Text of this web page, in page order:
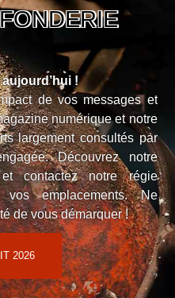
FONDERIE
!
de vos messages et
numérique et notre
largement consultés par
Découvrez notre
contactez notre régie
vos emplacements. Ne
de vous démarquer !
06 02 58 01 09ou
2026